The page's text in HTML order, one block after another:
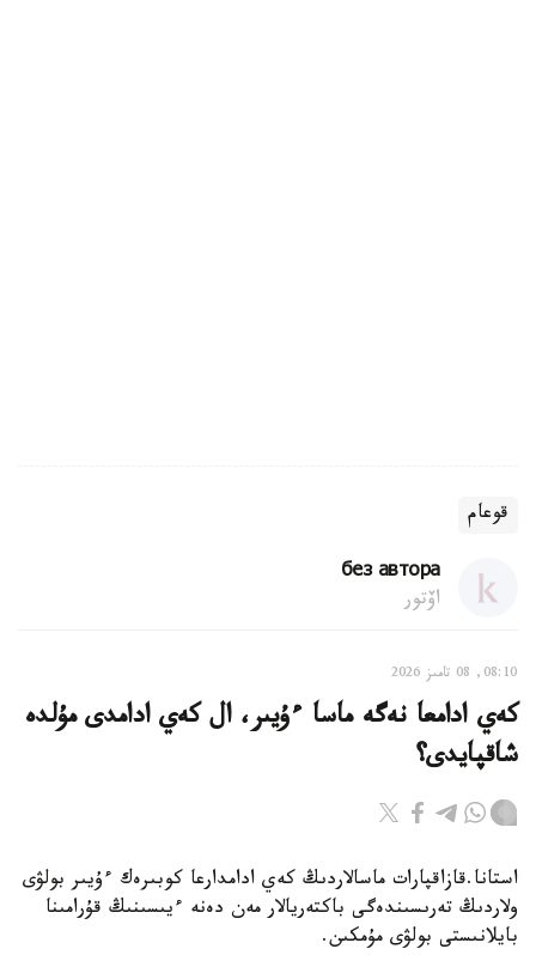
قوعام
без автора
اۆتور
08:10, 08 تامىز 2026
كەي ادامعا نەگە ماسا ءۇيىر، ال كەي ادامدى مۇلدە
شاقپايدى؟
استانا.قازاقپارات ماسالاردىڭ كەي ادامدارعا كوبىرەك ءۇيىر بولۋى
ولاردىڭ تەرىسىندەگى باكتەريالار مەن دەنە ءيىسىنىڭ قۇرامىنا
بايلانىستى بولۋى مۇمكىن.